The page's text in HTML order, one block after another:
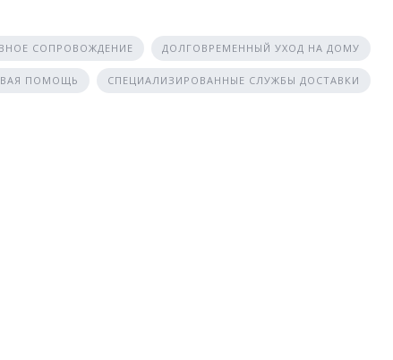
СОПРОВОЖДЕНИЕ ДОЛГОВРЕМЕННЫЙ УХОД НА ДОМУ
ПОМОЩЬ СПЕЦИАЛИЗИРОВАННЫЕ СЛУЖБЫ ДОСТАВКИ